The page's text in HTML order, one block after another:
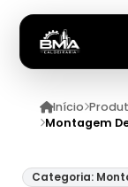
Início
Início
Montagem
Categoria: